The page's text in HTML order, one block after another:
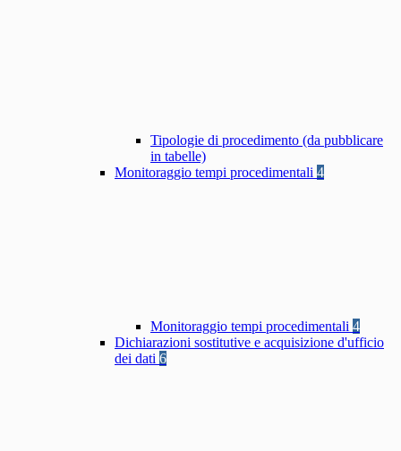
Tipologie di procedimento (da pubblicare
in tabelle)
Monitoraggio tempi procedimentali 4
Monitoraggio tempi procedimentali 4
Dichiarazioni sostitutive e acquisizione d'ufficio
dei dati 6